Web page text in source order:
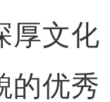
厚文化
的优秀